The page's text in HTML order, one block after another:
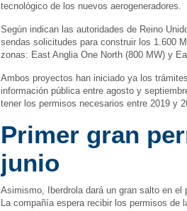
tecnológico de los nuevos aerogeneradores.
Según indican las autoridades de Reino
sendas solicitudes para construir los 1.600
zonas: East Anglia One North (800 MW) y
Ambos proyectos han iniciado ya los
información pública entre agosto y
tener los permisos necesarios entre 2019 y
Primer gran
junio
Asimismo, Iberdrola dará un gran salto en
La compañía espera recibir los permisos de